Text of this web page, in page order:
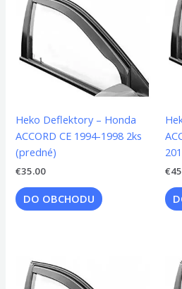
Heko Deflektory – Honda
ACCORD CE 1994-1998 2ks
(predné)
€35.00
DO OBCHODU
€